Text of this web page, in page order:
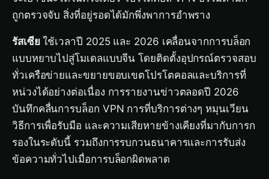
ถูกตรวจจับ สิ่งที่อยู่รอดได้มักพึ่งพาการอำพราง
รัสเซียใช้เวลาปี 2025 และ 2026 เคลื่อนจากการบล็อก
แบบหยาบไปสู่โมเดลแบบจีน โดยติดตั้งอุปกรณ์ตรวจสอบ
ทั่วเครือข่ายและขยายขอบเขตโปรโตคอลและบริการที่
หน่วงได้อย่างต่อเนื่อง การรายงานข่าวตลอดปี 2026
บันทึกคลื่นการบล็อก VPN การที่บริการต่างๆ หมุนเวียน
วิธีการเพื่อรับมือ และความเสียหายข้างเคียงที่มากับการก
รองในระดับนี้ รวมถึงการรบกวนธนาคารและการรับส่ง
ข้อความทั่วไปเมื่อการบล็อกผิดพลาด